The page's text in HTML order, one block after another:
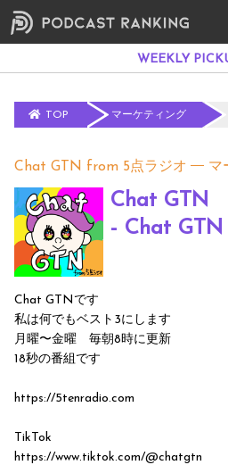
TOP マーケティング
Chat GTN from 5点ラジオ マ
Chat GTN
- Chat
Chat GTNです
私は何でもベスト3にします
月曜〜金曜 毎朝8時に更新
18秒の番組です
https://5tenradio.com
TikTok
https://www.tiktok.com/@chatgtn